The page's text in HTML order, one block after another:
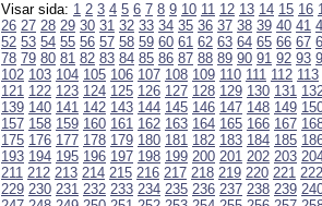
Visar sida: 1 2 3 4 5 6 7 8 9 10 11 12 13 14 15 16
26 27 28 29 30 31 32 33 34 35 36 37 38 39 40 41
52 53 54 55 56 57 58 59 60 61 62 63 64 65 66 67
78 79 80 81 82 83 84 85 86 87 88 89 90 91 92 93
102 103 104 105 106 107 108 109 110 111 112 113
121 122 123 124 125 126 127 128 129 130 131
139 140 141 142 143 144 145 146 147 148 149
157 158 159 160 161 162 163 164 165 166 167
175 176 177 178 179 180 181 182 183 184 185
193 194 195 196 197 198 199 200 201 202 203
211 212 213 214 215 216 217 218 219 220 221 222
229 230 231 232 233 234 235 236 237 238 239